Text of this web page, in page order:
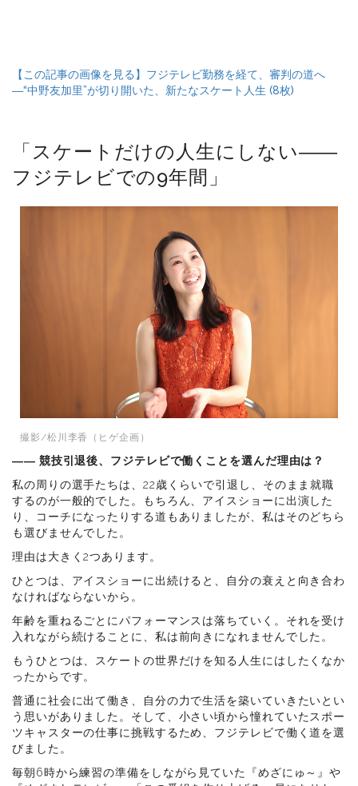
【この記事の画像を見る】フジテレビ勤務を経て、審判の道へ
―“中野友加里”が切り開いた、新たなスケート人生 (8枚)
「スケートだけの人生にしない――
フジテレビでの9年間」
撮影/松川李香（ヒゲ企画）
―― 競技引退後、フジテレビで働くことを選んだ理由は？
私の周りの選手たちは、22歳くらいで引退し、そのまま就職
するのが一般的でした。もちろん、アイスショーに出演した
り、コーチになったりする道もありましたが、私はそのどちら
も選びませんでした。
理由は大きく2つあります。
ひとつは、アイスショーに出続けると、自分の衰えと向き合わ
なければならないから。
年齢を重ねるごとにパフォーマンスは落ちていく。それを受け
入れながら続けることに、私は前向きになれませんでした。
もうひとつは、スケートの世界だけを知る人生にはしたくなか
ったからです。
普通に社会に出て働き、自分の力で生活を築いていきたいとい
う思いがありました。そして、小さい頃から憧れていたスポー
ツキャスターの仕事に挑戦するため、フジテレビで働く道を選
びました。
毎朝6時から練習の準備をしながら見ていた『めざにゅ～』や